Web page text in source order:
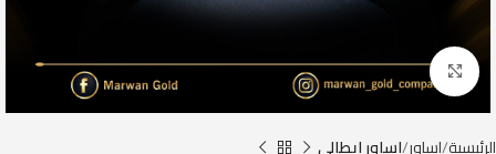
Click to enlarge
الرئيسية اساور اساور ايطالي